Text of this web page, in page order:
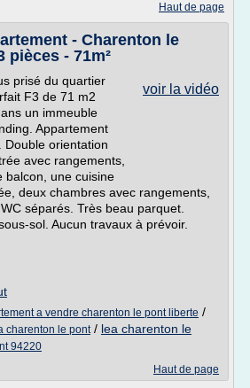
Haut de page
- Charenton le
pièces - 71m²
voir la vidéo
prisé du quartier
F3 de 71 m2
un immeuble
Appartement
Double orientation
avec rangements,
balcon, une cuisine
deux chambres avec rangements,
séparés. Très beau parquet.
sol. Aucun travaux à prévoir.
a vendre charenton le pont liberte /
charenton le pont/ lea charenton le
94220
Haut de page